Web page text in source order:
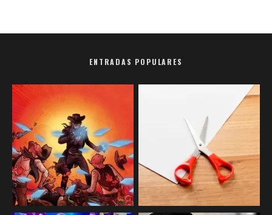
ENTRADAS POPULARES